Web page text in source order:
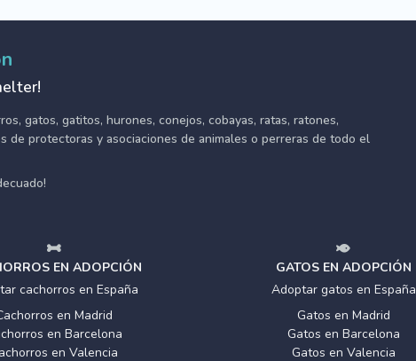
gatos, gatitos, hurones, conejos, cobayas, ratas, ratones,
de protectoras y asociaciones de animales o perreras de todo el
EN ADOPCIÓN
cachorros en España
en Madrid
en Barcelona
en Valencia
GATOS EN ADOPCIÓN
Adoptar gatos en España
Gatos en Madrid
Gatos en Barcelona
Gatos en Valencia